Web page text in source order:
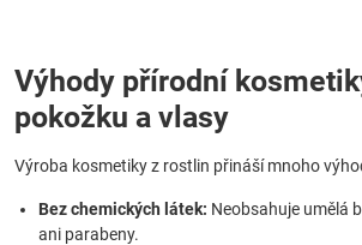
Výhody přírodní
pokožku a vlasy
Výroba kosmetiky z rostlin přináší mnoho
Bez chemických látek: Neobsahuje umělá
ani parabeny.